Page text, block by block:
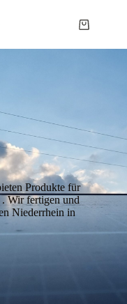
Produkte für
Wir fertigen und
Niederrhein in